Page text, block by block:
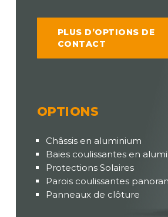
OPTIONS
Châssis en aluminium
Baies coulissantes en
Protections Solaires
Parois coulissantes
Panneaux de clôture
PLUS D’OPTIONS DE
CONTACT